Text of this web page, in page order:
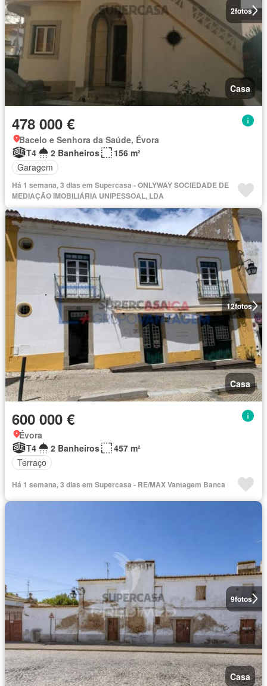
2fotos
Casa
478 000 €
Bacelo e Senhora da Saúde, Évora
T4
2 Banheiros
156 m²
Garagem
Há 1 semana, 3 dias em Supercasa - ONLYWAY SOCIEDADE DE
MEDIAÇÃO IMOBILIÁRIA UNIPESSOAL, LDA
12fotos
Casa
600 000 €
Évora
T4
2 Banheiros
457 m²
Terraço
Há 1 semana, 3 dias em Supercasa - RE/MAX Vantagem Banca
9fotos
Casa